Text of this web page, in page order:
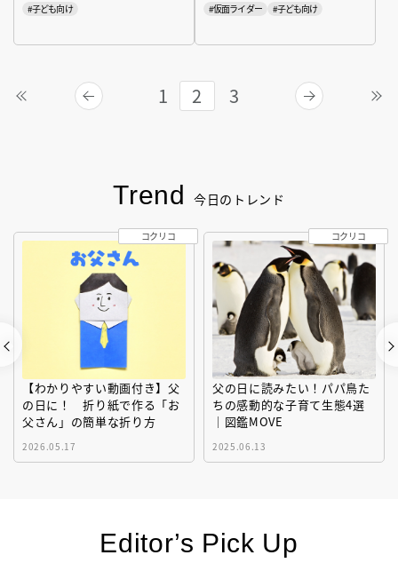
#子ども向け
#仮面ライダー
#子ども向け
1 2 3
Trend 今日のトレンド
【わかりやすい動画付き】父
の日に！ 折り紙で作る「お
父さん」の簡単な折り方
2026.05.17
コクリコ
父の日に読みたい！パパ鳥た
ちの感動的な子育て生態4選
｜図鑑MOVE
2025.06.13
コクリコ
Editor’s Pick Up